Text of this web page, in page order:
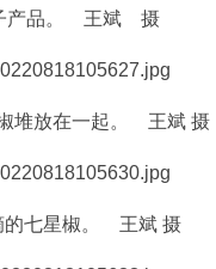
产品。 王斌 摄
堆放在一起。 王斌 摄
的七星椒。 王斌 摄